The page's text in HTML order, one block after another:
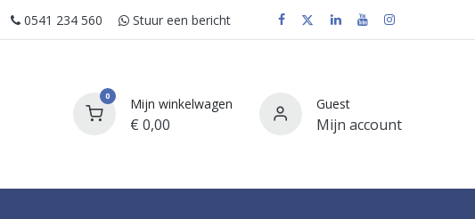
0541 234 560 Stuur e​​​​en bericht
0 Mijn winkelwagen
€ 0,00
Guest
Mijn account